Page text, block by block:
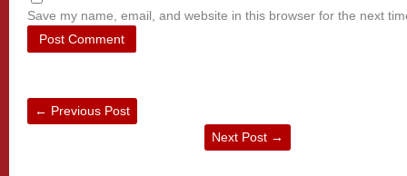
Save my name, email, and website in this browser for the next
← Previous Post
Next Post →